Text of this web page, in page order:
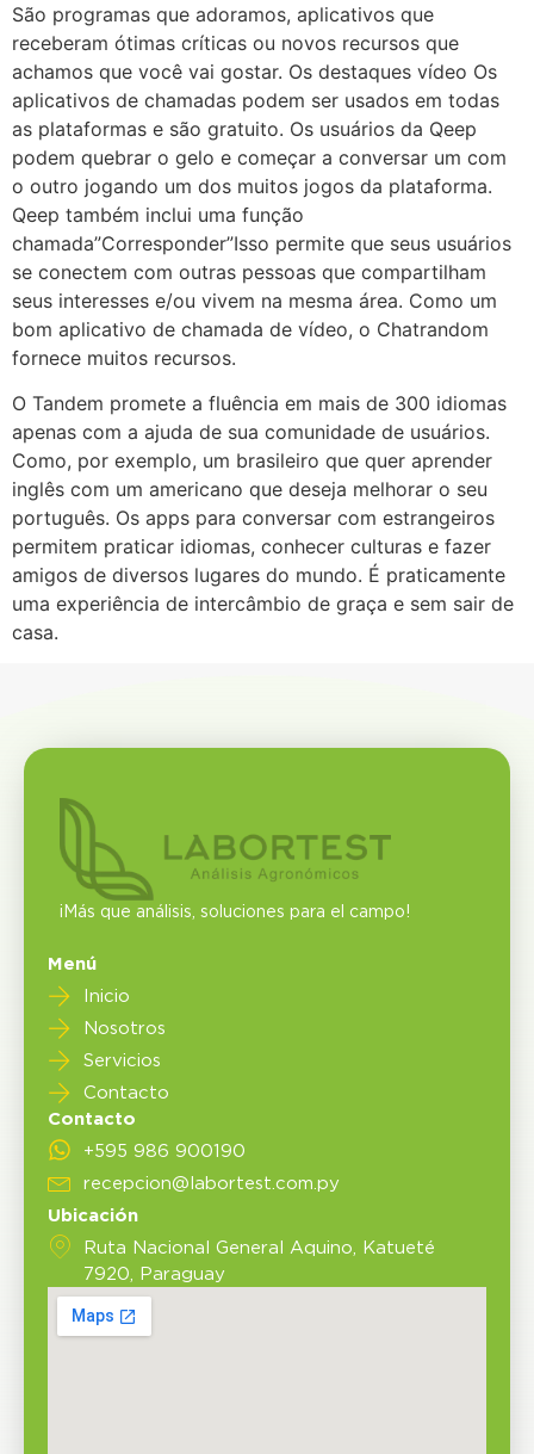
São programas que adoramos, aplicativos que
receberam ótimas críticas ou novos recursos que
achamos que você vai gostar. Os destaques vídeo Os
aplicativos de chamadas podem ser usados em todas
as plataformas e são gratuito. Os usuários da Qeep
podem quebrar o gelo e começar a conversar um com
o outro jogando um dos muitos jogos da plataforma.
Qeep também inclui uma função
chamada”Corresponder”Isso permite que seus usuários
se conectem com outras pessoas que compartilham
seus interesses e/ou vivem na mesma área. Como um
bom aplicativo de chamada de vídeo, o Chatrandom
fornece muitos recursos.
O Tandem promete a fluência em mais de 300 idiomas
apenas com a ajuda de sua comunidade de usuários.
Como, por exemplo, um brasileiro que quer aprender
inglês com um americano que deseja melhorar o seu
português. Os apps para conversar com estrangeiros
permitem praticar idiomas, conhecer culturas e fazer
amigos de diversos lugares do mundo. É praticamente
uma experiência de intercâmbio de graça e sem sair de
casa.
¡Más que análisis, soluciones para el campo!
Menú
Inicio
Nosotros
Servicios
Contacto
Contacto
+595 986 900190
recepcion@labortest.com.py
Ubicación
Ruta Nacional General Aquino, Katueté
7920, Paraguay